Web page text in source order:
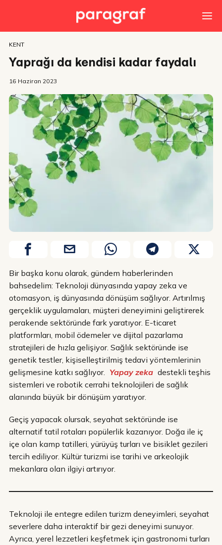
KENT
Yaprağı da kendisi kadar faydalı
16 Haziran 2023
Bir başka konu olarak, gündem haberlerinden
bahsedelim: Teknoloji dünyasında yapay zeka ve
otomasyon, iş dünyasında dönüşüm sağlıyor. Artırılmış
gerçeklik uygulamaları, müşteri deneyimini geliştirerek
perakende sektöründe fark yaratıyor. E-ticaret
platformları, mobil ödemeler ve dijital pazarlama
stratejileri de hızla gelişiyor. Sağlık sektöründe ise
genetik testler, kişiselleştirilmiş tedavi yöntemlerinin
gelişmesine katkı sağlıyor. Yapay zeka destekli teşhis
sistemleri ve robotik cerrahi teknolojileri de sağlık
alanında büyük bir dönüşüm yaratıyor.
Geçiş yapacak olursak, seyahat sektöründe ise
alternatif tatil rotaları popülerlik kazanıyor. Doğa ile iç
içe olan kamp tatilleri, yürüyüş turları ve bisiklet gezileri
tercih ediliyor. Kültür turizmi ise tarihi ve arkeolojik
mekanlara olan ilgiyi artırıyor.
Teknoloji ile entegre edilen turizm deneyimleri, seyahat
severlere daha interaktif bir gezi deneyimi sunuyor.
Ayrıca, yerel lezzetleri keşfetmek için gastronomi turları